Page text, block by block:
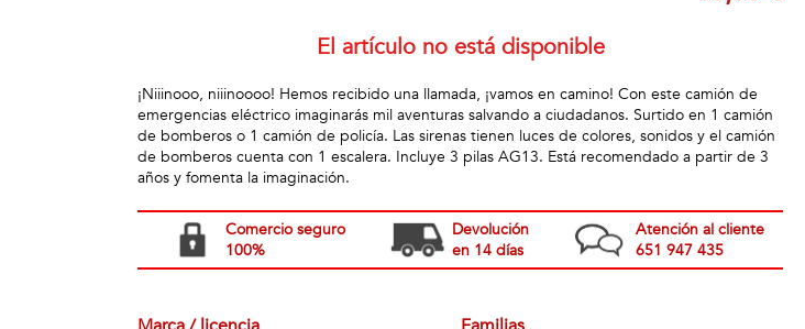
El artículo no está disponible
¡Niiinooo, niiinoooo! Hemos recibido una llamada, ¡vamos en camino! Con este camión de
emergencias eléctrico imaginarás mil aventuras salvando a ciudadanos. Surtido en 1 camión
de bomberos o 1 camión de policía. Las sirenas tienen luces de colores, sonidos y el camión
de bomberos cuenta con 1 escalera. Incluye 3 pilas AG13. Está recomendado a partir de 3
años y fomenta la imaginación.
Comercio seguro
100%
Devolución
en 14 días
Atención al cliente
651 947 435